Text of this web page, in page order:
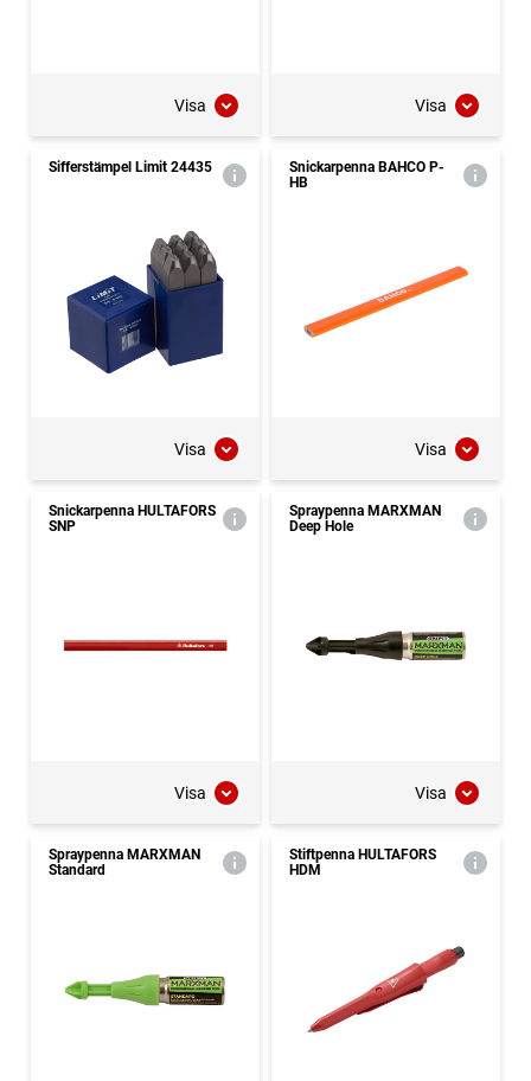
Visa Visa
Sifferstämpel Limit 24435
Visa
Snickarpenna BAHCO P-
HB
Visa
Snickarpenna HULTAFORS
SNP
Visa
Spraypenna MARXMAN
Deep Hole
Visa
Spraypenna MARXMAN
Standard
Stiftpenna HULTAFORS
HDM